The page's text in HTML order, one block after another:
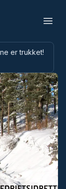
er trukket!